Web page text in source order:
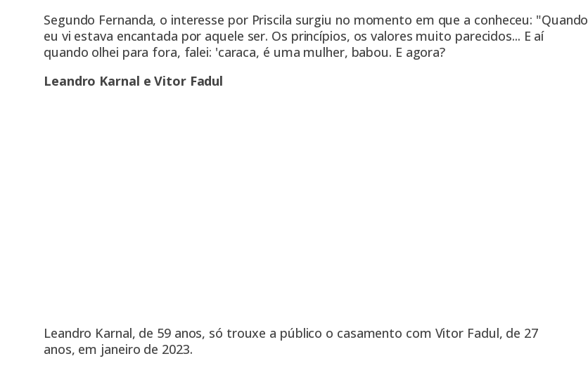
Segundo Fernanda, o interesse por Priscila surgiu no momento em que a conheceu: "Quando
eu vi estava encantada por aquele ser. Os princípios, os valores muito parecidos... E aí
quando olhei para fora, falei: 'caraca, é uma mulher, babou. E agora?
Leandro Karnal e Vitor Fadul
Leandro Karnal, de 59 anos, só trouxe a público o casamento com Vitor Fadul, de 27
anos, em janeiro de 2023.